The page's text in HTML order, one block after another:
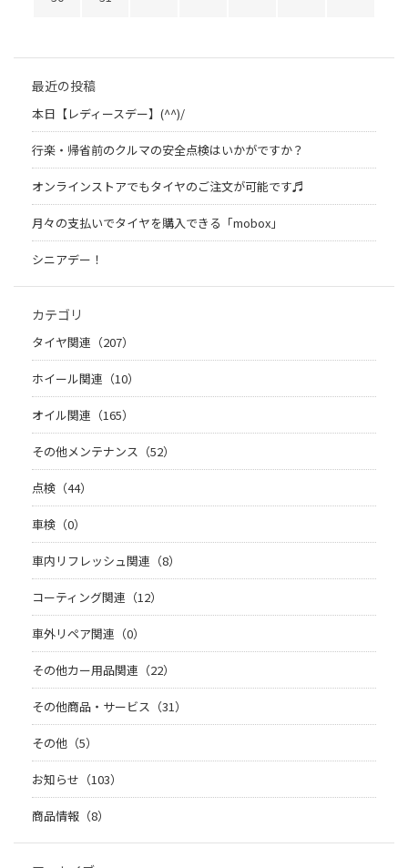
最近の投稿
本日【レディースデー】(^^)/
行楽・帰省前のクルマの安全点検はいかがですか？
オンラインストアでもタイヤのご注文が可能です♬
月々の支払いでタイヤを購入できる「mobox」
シニアデー！
カテゴリ
タイヤ関連（207）
ホイール関連（10）
オイル関連（165）
その他メンテナンス（52）
点検（44）
車検（0）
車内リフレッシュ関連（8）
コーティング関連（12）
車外リペア関連（0）
その他カー用品関連（22）
その他商品・サービス（31）
その他（5）
お知らせ（103）
商品情報（8）